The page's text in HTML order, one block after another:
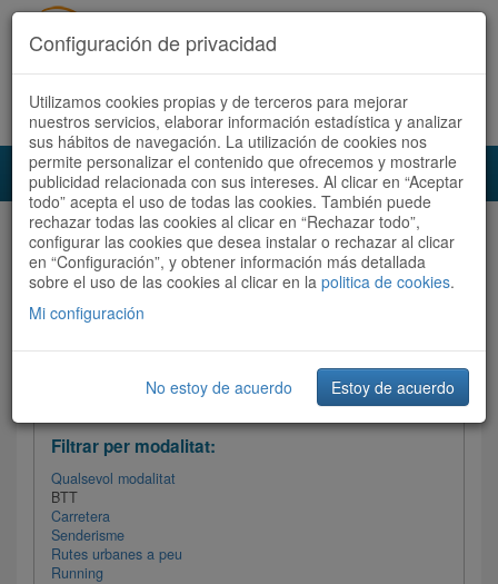
Accedeix Registra't ara Español Català
Audioruta Totes les rutes
Totes les rutes Ordenar per: Més recents / Dificultat
Filtrar les rutes
Filtrar per modalitat:
Qualsevol modalitat
BTT
Carretera
Senderisme
Rutes urbanes a peu
Running
Configuración de privacidad
Utilizamos cookies propias y de terceros para mejorar
nuestros servicios, elaborar información estadística y analizar
sus hábitos de navegación. La utilización de cookies nos
permite personalizar el contenido que ofrecemos y mostrarle
publicidad relacionada con sus intereses. Al clicar en “Aceptar
todo” acepta el uso de todas las cookies. También puede
rechazar todas las cookies al clicar en “Rechazar todo”,
configurar las cookies que desea instalar o rechazar al clicar
en “Configuración”, y obtener información más detallada
sobre el uso de las cookies al clicar en la politica de cookies.
Mi configuración
No estoy de acuerdo Estoy de acuerdo